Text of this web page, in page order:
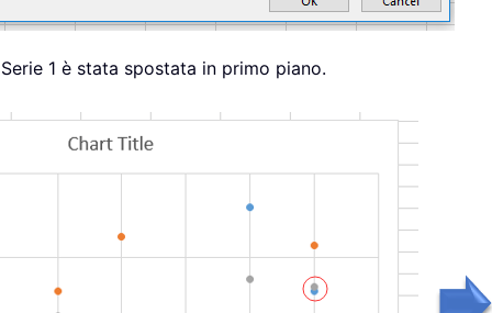
1 è stata spostata in primo piano.